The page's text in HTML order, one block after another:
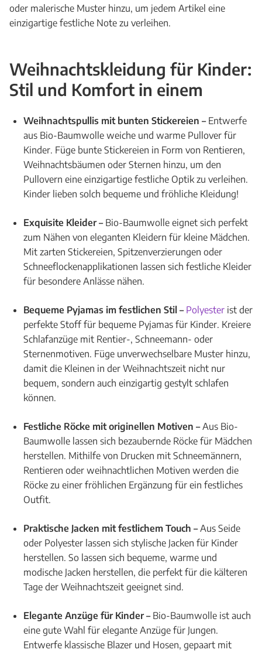
oder malerische Muster hinzu, um jedem Artikel eine
einzigartige festliche Note zu verleihen.
Weihnachtskleidung für Kinder:
Stil und Komfort in einem
Weihnachtspullis mit bunten Stickereien –Entwerfe
aus Bio-Baumwolle weiche und warme Pullover für
Kinder. Füge bunte Stickereien in Form von Rentieren,
Weihnachtsbäumen oder Sternen hinzu, um den
Pullovern eine einzigartige festliche Optik zu verleihen.
Kinder lieben solch bequeme und fröhliche Kleidung!
Exquisite Kleider – Bio-Baumwolle eignet sich perfekt
zum Nähen von eleganten Kleidern für kleine Mädchen.
Mit zarten Stickereien, Spitzenverzierungen oder
Schneeflockenapplikationen lassen sich festliche Kleider
für besondere Anlässe nähen.
Bequeme Pyjamas im festlichen Stil – Polyester ist der
perfekte Stoff für bequeme Pyjamas für Kinder. Kreiere
Schlafanzüge mit Rentier-, Schneemann- oder
Sternenmotiven. Füge unverwechselbare Muster hinzu,
damit die Kleinen in der Weihnachtszeit nicht nur
bequem, sondern auch einzigartig gestylt schlafen
können.
Festliche Röcke mit originellen Motiven –Aus Bio-
Baumwolle lassen sich bezaubernde Röcke für Mädchen
herstellen. Mithilfe von Drucken mit Schneemännern,
Rentieren oder weihnachtlichen Motiven werden die
Röcke zu einer fröhlichen Ergänzung für ein festliches
Outfit.
Praktische Jacken mit festlichem Touch –Aus Seide
oder Polyester lassen sich stylische Jacken für Kinder
herstellen. So lassen sich bequeme, warme und
modische Jacken herstellen, die perfekt für die kälteren
Tage der Weihnachtszeit geeignet sind.
Elegante Anzüge für Kinder –Bio-Baumwolle ist auch
eine gute Wahl für elegante Anzüge für Jungen.
Entwerfe klassische Blazer und Hosen, gepaart mit